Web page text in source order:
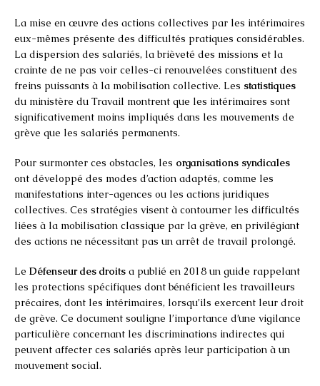
La mise en œuvre des actions collectives par les intérimaires
eux-mêmes présente des difficultés pratiques considérables.
La dispersion des salariés, la brièveté des missions et la
crainte de ne pas voir celles-ci renouvelées constituent des
freins puissants à la mobilisation collective. Les statistiques
du ministère du Travail montrent que les intérimaires sont
significativement moins impliqués dans les mouvements de
grève que les salariés permanents.
Pour surmonter ces obstacles, les organisations syndicales
ont développé des modes d’action adaptés, comme les
manifestations inter-agences ou les actions juridiques
collectives. Ces stratégies visent à contourner les difficultés
liées à la mobilisation classique par la grève, en privilégiant
des actions ne nécessitant pas un arrêt de travail prolongé.
Le Défenseur des droits a publié en 2018 un guide rappelant
les protections spécifiques dont bénéficient les travailleurs
précaires, dont les intérimaires, lorsqu’ils exercent leur droit
de grève. Ce document souligne l’importance d’une vigilance
particulière concernant les discriminations indirectes qui
peuvent affecter ces salariés après leur participation à un
mouvement social.